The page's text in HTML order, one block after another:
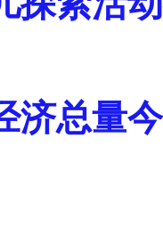
济总量